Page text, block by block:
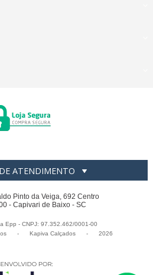
ATENDIMENTO
Pinto da Veiga, 692 Centro
- Capivari de Baixo - SC
Epp - CNPJ: 97.352.462/0001-00
- Kapiva Calçados - 2026